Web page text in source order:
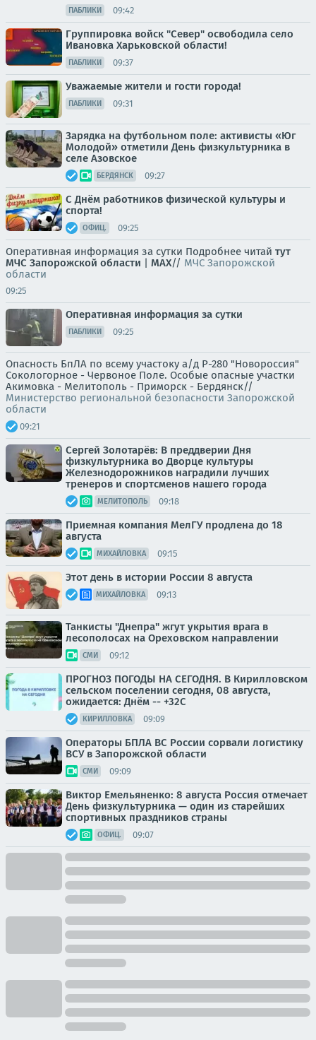
ПАБЛИКИ 09:42
Группировка войск "Север" освободила село
Ивановка Харьковской области!
ПАБЛИКИ 09:37
Уважаемые жители и гости города!
ПАБЛИКИ 09:31
Зарядка на футбольном поле: активисты «Юг
Молодой» отметили День физкультурника в
селе Азовское
БЕРДЯНСК 09:27
С Днём работников физической культуры и
спорта!
ОФИЦ. 09:25
Оперативная информация за сутки Подробнее читай тут
МЧС Запорожской области | MAX// МЧС Запорожской
области
09:25
Оперативная информация за сутки
ПАБЛИКИ 09:25
Опасность БпЛА по всему участоку а/д Р-280 "Новороссия"
Сокологорное - Червоное Поле. Особые опасные участки
Акимовка - Мелитополь - Приморск - Бердянск//
Министерство региональной безопасности Запорожской
области
09:21
Сергей Золотарёв: В преддверии Дня
физкультурника во Дворце культуры
Железнодорожников наградили лучших
тренеров и спортсменов нашего города
МЕЛИТОПОЛЬ 09:18
Приемная компания МелГУ продлена до 18
августа
МИХАЙЛОВКА 09:15
Этот день в истории России 8 августа
МИХАЙЛОВКА 09:13
Танкисты "Днепра" жгут укрытия врага в
лесополосах на Ореховском направлении
СМИ 09:12
ПРОГНОЗ ПОГОДЫ НА СЕГОДНЯ. В Кирилловском
сельском поселении сегодня, 08 августа,
ожидается: Днём -- +32С
КИРИЛЛОВКА 09:09
Операторы БПЛА ВС России сорвали логистику
ВСУ в Запорожской области
СМИ 09:09
Виктор Емельяненко: 8 августа Россия отмечает
День физкультурника — один из старейших
спортивных праздников страны
ОФИЦ. 09:07